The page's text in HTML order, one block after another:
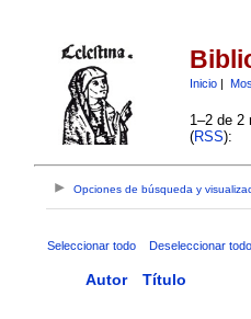
Inicio|
1–2 de 2
(RSS):
Opciones de búsqueda y
Seleccionar todo Deseleccionar todo
Autor Título